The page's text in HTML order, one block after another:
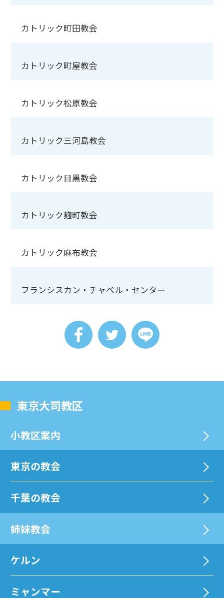
カトリック町田教会
カトリック町屋教会
カトリック松原教会
カトリック三河島教会
カトリック目黒教会
カトリック麹町教会
カトリック麻布教会
フランシスカン・チャペル・センター
東京大司教区
⼩教区案内
東京の教会
千葉の教会
姉妹教会
ケルン
ミャンマー